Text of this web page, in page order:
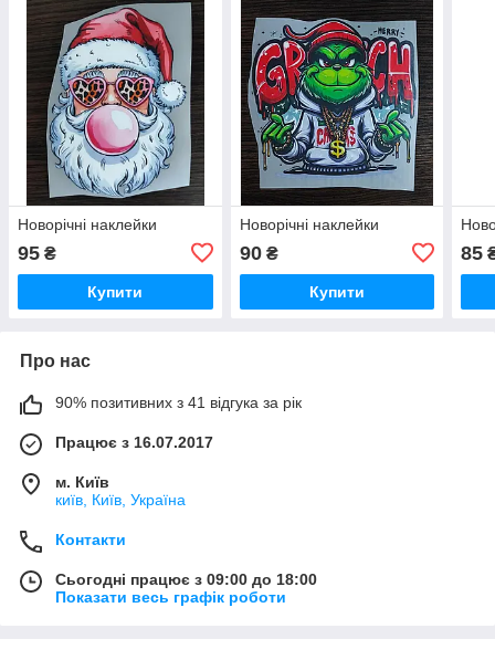
Новорічні наклейки
95 ₴
Купити
Новорічні наклейки
90₴
Купити
85
Про нас
90% позитивних з 41 відгука за рік
Працює з 16.07.2017
м. Київ
київ, Київ, Україна
Контакти
Сьогодні працює з 09:00 до 18:00
Показати весь графік роботи